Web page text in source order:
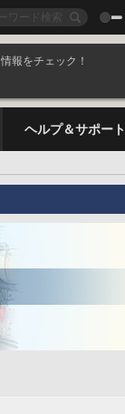
報をチェック！
ヘルプ＆サポート